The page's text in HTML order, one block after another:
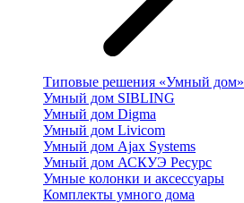
Типовые решения «Умный дом»
Умный дом SIBLING
Умный дом Digma
Умный дом Livicom
Умный дом Ajax Systems
Умный дом АСКУЭ Ресурс
Умные колонки и аксессуары
Комплекты умного дома